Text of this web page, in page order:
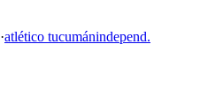
·atlético tucumánindepend.